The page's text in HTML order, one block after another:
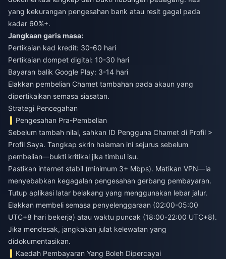
yang kekurangan pengesahan bank atau resit gagal pada
kadar 60%+.
Jangkaan garis masa:
Pertikaian kad kredit: 30-60 hari
Pertikaian dompet digital: 10-30 hari
Bayaran balik Google Play: 3-14 hari
Elakkan pembelian Chamet tambahan pada akaun yang
dipertikaikan semasa siasatan.
Strategi Pencegahan
Pengesahan Pra-Pembelian
Sebelum tambah nilai, sahkan ID Pengguna Chamet di Profil >
Profil Saya. Tangkap skrin halaman ini sejurus sebelum
pembelian—bukti kritikal jika timbul isu.
Pastikan internet stabil (minimum 3+ Mbps). Matikan VPN—ia
menyebabkan kegagalan pengesahan gerbang pembayaran.
Tutup aplikasi latar belakang yang menggunakan lebar jalur.
Elakkan membeli semasa penyelenggaraan (02:00-05:00
UTC+8 hari bekerja) atau waktu puncak (18:00-22:00 UTC+8).
Jika mendesak, jangkakan julat kelewatan yang
didokumentasikan.
Kaedah Pembayaran Yang Boleh Dipercayai